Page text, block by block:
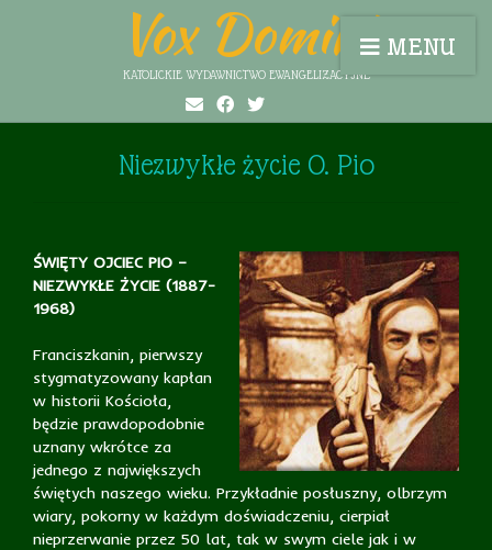
Vox Domini
KATOLICKIE WYDAWNICTWO EWANGELIZACYJNE
MENU
Niezwykłe życie O. Pio
ŚWIĘTY OJCIEC PIO –
NIEZWYKŁE ŻYCIE (1887-
1968)
Franciszkanin, pierwszy
stygmatyzowany kapłan
w historii Kościoła,
będzie prawdopodobnie
uznany wkrótce za
jednego z największych
świętych naszego wieku. Przykładnie posłuszny, olbrzym
wiary, pokorny w każdym doświadczeniu, cierpiał
nieprzerwanie przez 50 lat, tak w swym ciele jak i w